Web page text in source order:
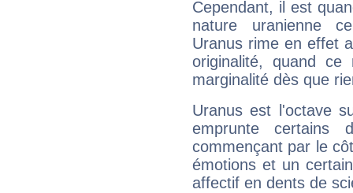
Cependant, il est
nature uranienne
Uranus rime en effet
originalité, quand ce
marginalité dès que
Uranus est l'octave
emprunte
commençant par le
émotions et un
affectif en dents de